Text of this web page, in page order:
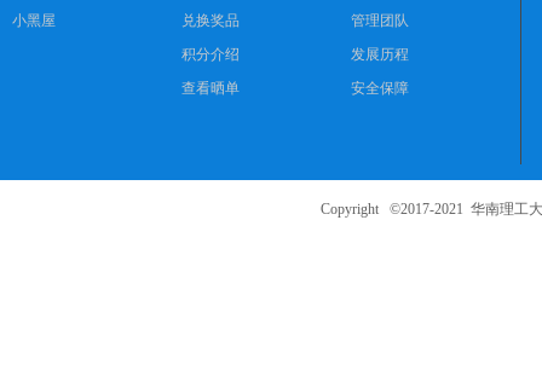
小黑屋
兑换奖品
积分介绍
查看晒单
管理团队
发展历程
安全保障
Copyright ©2017-2021 华南理工